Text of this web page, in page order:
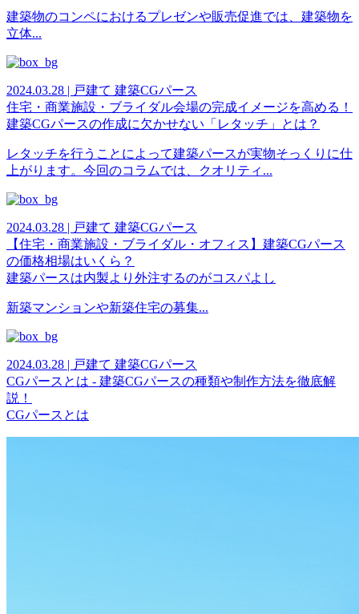
建築物のコンペにおけるプレゼンや販売促進では、建築物を
立体...
2024.03.28 | 戸建て 建築CGパース
住宅・商業施設・ブライダル会場の完成イメージを高める！
建築CGパースの作成に欠かせない「レタッチ」とは？
レタッチを行うことによって建築パースが実物そっくりに仕
上がります。今回のコラムでは、クオリティ...
2024.03.28 | 戸建て 建築CGパース
【住宅・商業施設・ブライダル・オフィス】建築CGパース
の価格相場はいくら？
建築パースは内製より外注するのがコスパよし
新築マンションや新築住宅の募集...
2024.03.28 | 戸建て 建築CGパース
CGパースとは - 建築CGパースの種類や制作方法を徹底解
説！
CGパースとは